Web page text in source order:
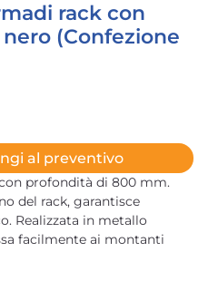
rack con
(Confezione
al preventivo
profondità di 800 mm.
del rack, garantisce
Realizzata in metallo
facilmente ai montanti